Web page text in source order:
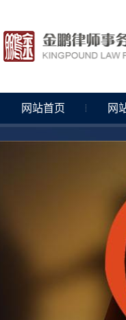
网站首页 网